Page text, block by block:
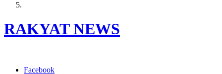
RAKYAT NEWS
Facebook